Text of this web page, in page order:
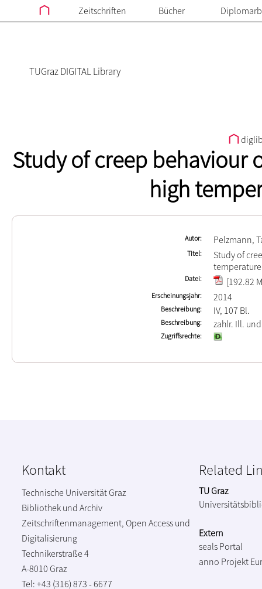
Zeitschriften Bücher
TUGraz DIGITAL Library
Study of creep behaviour
high
Autor Pelzmann,
Titel
Study of
Datei [192.82
Erscheinungsjahr 2014
Beschreibung IV, 107 Bl.
Beschreibung zahlr. Ill.
Zugriffsrechte
Kontakt
Technische Universität Graz
Bibliothek und Archiv
Zeitschriftenmanagement, Open Access und
Digitalisierung
Technikerstraße 4
A-8010 Graz
Tel: +43 (316) 873 - 6677
Related
TU Graz
Extern
seals Portal
anno Projekt